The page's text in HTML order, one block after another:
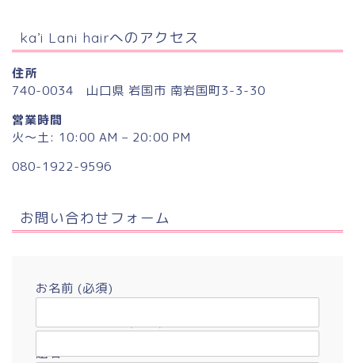
ka’i Lani hairへのアクセス
住所
740-0034 山口県 岩国市 南岩国町3-3-30
営業時間
火〜土: 10:00 AM – 20:00 PM
080-1922-9596
お問い合わせフォーム
お名前 (必須)
題名